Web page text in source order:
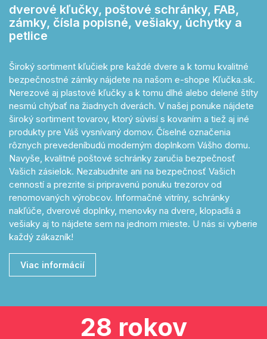
dverové kľučky, poštové schránky, FAB,
zámky, čísla popisné, vešiaky, úchytky a
petlice
Široký sortiment kľučiek pre každé dvere a k tomu kvalitné
bezpečnostné zámky nájdete na našom e-shope Kľučka.sk.
Nerezové aj plastové kľučky a k tomu dlhé alebo delené štíty
nesmú chýbať na žiadnych dverách. V našej ponuke nájdete
široký sortiment tovarov, ktorý súvisí s kovaním a tiež aj iné
produkty pre Váš vysnívaný domov. Číselné označenia
rôznych prevedeníbudú moderným doplnkom Vášho domu.
Navyše, kvalitné poštové schránky zaručia bezpečnosť
Vašich zásielok. Nezabudnite ani na bezpečnosť Vašich
cenností a prezrite si pripravenú ponuku trezorov od
renomovaných výrobcov. Informačné vitríny, schránky
nakľúče, dverové doplnky, menovky na dvere, klopadlá a
vešiaky aj to nájdete sem na jednom mieste. U nás si vyberie
každý zákazník!
Viac informácií
28 rokov